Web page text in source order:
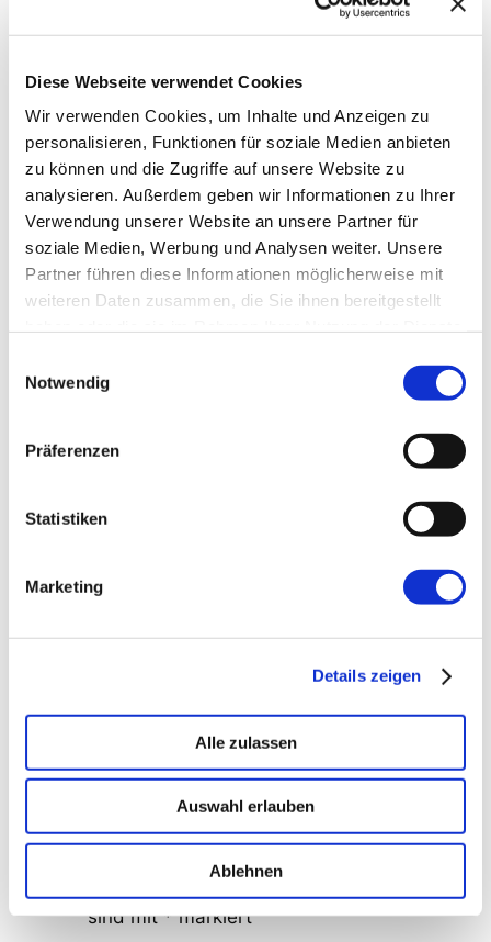
Diese Webseite verwendet Cookies
Wir verwenden Cookies, um Inhalte und Anzeigen zu
personalisieren, Funktionen für soziale Medien anbieten
zu können und die Zugriffe auf unsere Website zu
analysieren. Außerdem geben wir Informationen zu Ihrer
Verwendung unserer Website an unsere Partner für
soziale Medien, Werbung und Analysen weiter. Unsere
Partner führen diese Informationen möglicherweise mit
weiteren Daten zusammen, die Sie ihnen bereitgestellt
Notwendig
Präferenzen
Statistiken
Marketing
Details zeigen
Alle zulassen
Auswahl erlauben
Ablehnen
Abschicken
Kommentare
Framework Anwendungen
Vortrag@Mayflower-
Schade, leider habe ich diesmal
Schreibe einen
Kommentar
Deine E-Mail-Adresse wird nicht
sind mit*markiert